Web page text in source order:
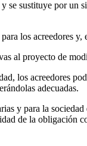
sustituye por un
los acreedores y,
al proyecto de
los acreedores
adecuadas.
y para la
de la obligación